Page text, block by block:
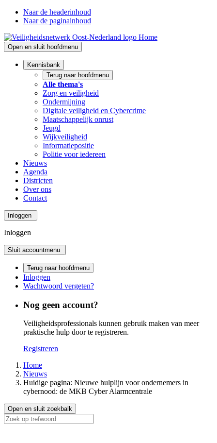
Naar de headerinhoud
Naar de paginainhoud
Home
Open en sluit hoofdmenu
Kennisbank
Terug naar hoofdmenu
Alle thema's
Zorg en veiligheid
Ondermijning
Digitale veiligheid en Cybercrime
Maatschappelijk onrust
Jeugd
Wijkveiligheid
Informatiepositie
Politie voor iedereen
Nieuws
Agenda
Districten
Over ons
Contact
Inloggen
Inloggen
Sluit accountmenu
Terug naar hoofdmenu
Inloggen
Wachtwoord vergeten?
Nog geen account?
Veiligheidsprofessionals kunnen gebruik maken van meer
praktische hulp door te registreren.
Registreren
Home
Nieuws
Huidige pagina: Nieuwe hulplijn voor ondernemers in
cybernood: de MKB Cyber Alarmcentrale
Open en sluit zoekbalk